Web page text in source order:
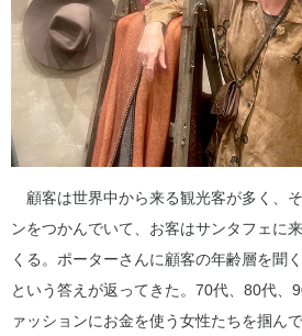
顧客は世界中から来る観光客が多く、
ンをつかんでいて、お客はサンタフェに
くる。ポーターさんに顧客の年齢層を聞
という答えが返ってきた。70代、80代、
ァッションにお金を使う女性たちを掴ん